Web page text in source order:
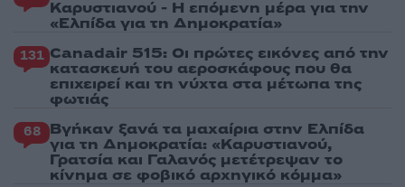
Καρυστιανού - Η επόμενη μέρα για την
«Ελπίδα για τη Δημοκρατία»
131 Canadair 515: Οι πρώτες εικόνες από την
κατασκευή του αεροσκάφους που θα
επιχειρεί και τη νύχτα στα μέτωπα της
φωτιάς
68 Βγήκαν ξανά τα μαχαίρια στην Ελπίδα
για τη Δημοκρατία: «Καρυστιανού,
Γρατσία και Γαλανός μετέτρεψαν το
κίνημα σε φοβικό αρχηγικό κόμμα»